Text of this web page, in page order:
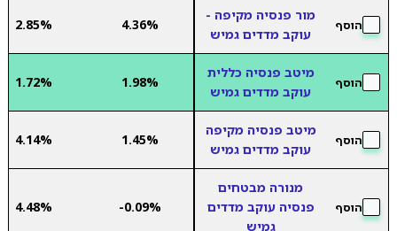
הוסף
מור פנסיה מקיפה -
עוקב מדדים גמיש
4.36%
2.85%
הוסף
מיטב פנסיה כללית
עוקב מדדים גמיש
1.98%
1.72%
הוסף
מיטב פנסיה מקיפה
עוקב מדדים גמיש
1.45%
4.14%
הוסף
מנורה מבטחים
פנסיה עוקב מדדים
גמיש
-0.09%
4.48%